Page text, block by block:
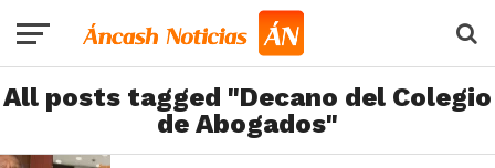
All posts tagged "Decano del Colegio
de Abogados"